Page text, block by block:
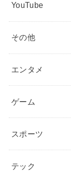
YouTube
その他
エンタメ
ゲーム
スポーツ
テック